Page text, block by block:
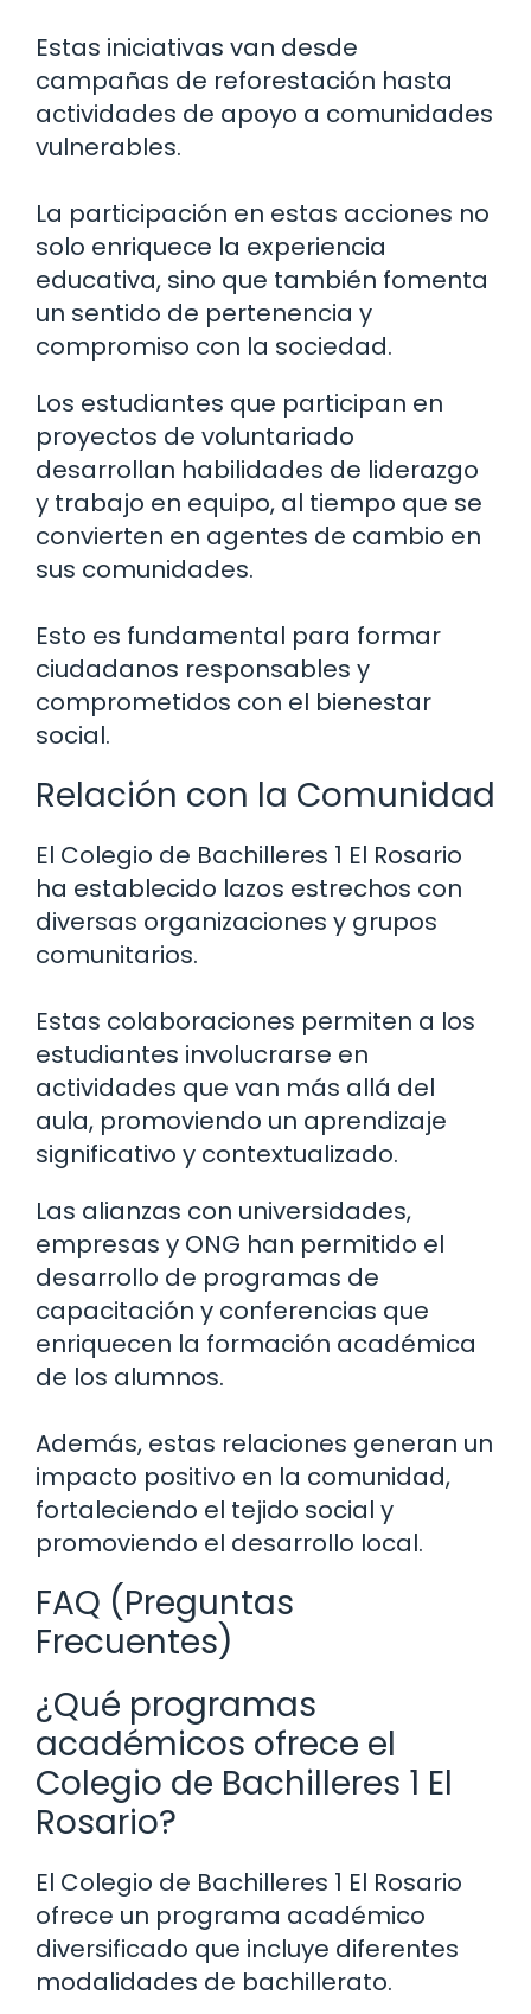
Estas iniciativas van desde
campañas de reforestación hasta
actividades de apoyo a comunidades
vulnerables.
La participación en estas acciones no
solo enriquece la experiencia
educativa, sino que también fomenta
un sentido de pertenencia y
compromiso con la sociedad.
Los estudiantes que participan en
proyectos de voluntariado
desarrollan habilidades de liderazgo
y trabajo en equipo, al tiempo que se
convierten en agentes de cambio en
sus comunidades.
Esto es fundamental para formar
ciudadanos responsables y
comprometidos con el bienestar
social.
Relación con la Comunidad
El Colegio de Bachilleres 1 El Rosario
ha establecido lazos estrechos con
diversas organizaciones y grupos
comunitarios.
Estas colaboraciones permiten a los
estudiantes involucrarse en
actividades que van más allá del
aula, promoviendo un aprendizaje
significativo y contextualizado.
Las alianzas con universidades,
empresas y ONG han permitido el
desarrollo de programas de
capacitación y conferencias que
enriquecen la formación académica
de los alumnos.
Además, estas relaciones generan un
impacto positivo en la comunidad,
fortaleciendo el tejido social y
promoviendo el desarrollo local.
FAQ (Preguntas
Frecuentes)
¿Qué programas
académicos ofrece el
Colegio de Bachilleres 1 El
Rosario?
El Colegio de Bachilleres 1 El Rosario
ofrece un programa académico
diversificado que incluye diferentes
modalidades de bachillerato.